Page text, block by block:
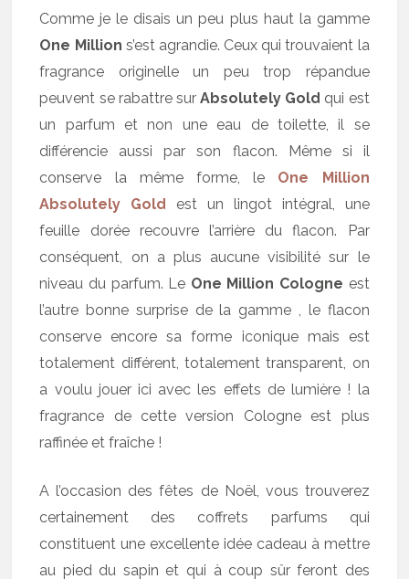
Comme je le disais un peu plus haut la gamme
One Million s’est agrandie. Ceux qui trouvaient la
fragrance originelle un peu trop répandue
peuvent se rabattre surAbsolutely Gold qui est
un parfum et non une eau de toilette, il se
différencie aussi par son flacon. Même si il
conserve la même forme, le One Million
Absolutely Gold est un lingot intégral, une
feuille dorée recouvre l’arrière du flacon. Par
conséquent, on a plus aucune visibilité sur le
niveau du parfum. Le One Million Cologne est
l’autre bonne surprise de la gamme , le flacon
conserve encore sa forme iconique mais est
totalement différent, totalement transparent, on
a voulu jouer ici avec les effets de lumière ! la
fragrance de cette version Cologne est plus
raffinée et fraîche !
A l’occasion des fêtes de Noël, vous trouverez
certainement des coffrets parfums qui
constituent une excellente idée cadeau à mettre
au pied du sapin et qui à coup sûr feront des